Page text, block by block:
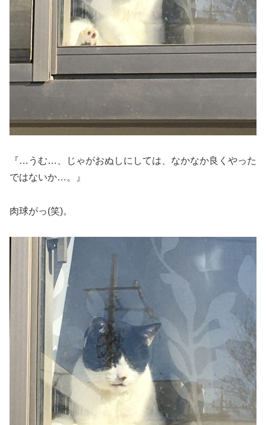
『…うむ…、じゃがおぬしにしては、なかなか良くやった
ではないか…。』
肉球がっ(笑)。